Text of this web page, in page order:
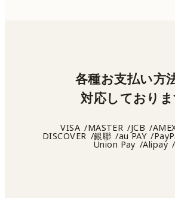
各種お支払い方
対応しており
VISA MASTER JCB
DISCOVER 銀聯 au PAY
Union Pay Alipay